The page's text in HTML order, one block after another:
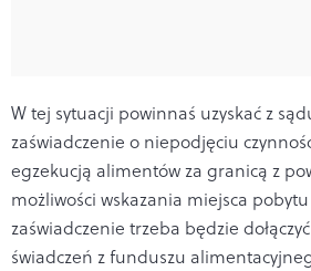
W tej sytuacji powinnaś uzyskać z
zaświadczenie o niepodjęciu
egzekucją alimentów za granicą z
możliwości wskazania miejsca pobytu
zaświadczenie trzeba będzie
świadczeń z funduszu